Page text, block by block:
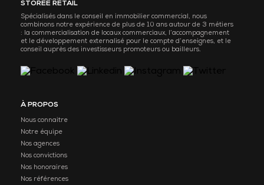
STOREE RETAIL
Spécialisés dans le conseil en immobilier commercial, nous
combinons notre expérience de plus de 10 ans autour de 3 métiers
: la commercialisation de locaux commerciaux, l’accompagnement
et le développement externalisé pour le compte d’enseignes, et le
conseil auprès des investisseurs promoteurs ou bailleurs.
À PROPOS
Nous connaitre
Notre équipe
Nos agences
Nos convictions
Nos honoraires
Nos références